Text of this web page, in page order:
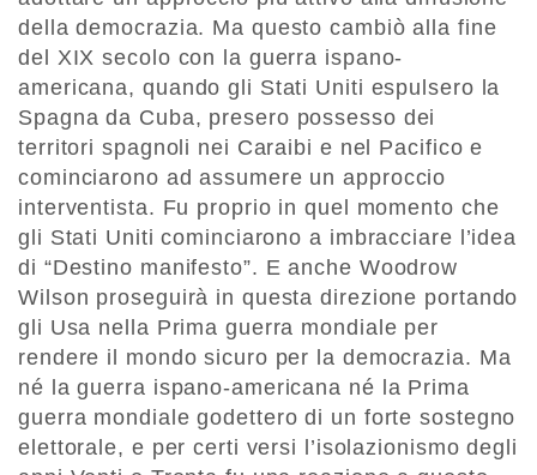
della democrazia. Ma questo cambiò alla fine
del XIX secolo con la guerra ispano-
americana, quando gli Stati Uniti espulsero la
Spagna da Cuba, presero possesso dei
territori spagnoli nei Caraibi e nel Pacifico e
cominciarono ad assumere un approccio
interventista. Fu proprio in quel momento che
gli Stati Uniti cominciarono a imbracciare l’idea
di “Destino manifesto”. E anche Woodrow
Wilson proseguirà in questa direzione portando
gli Usa nella Prima guerra mondiale per
rendere il mondo sicuro per la democrazia. Ma
né la guerra ispano-americana né la Prima
guerra mondiale godettero di un forte sostegno
elettorale, e per certi versi l’isolazionismo degli